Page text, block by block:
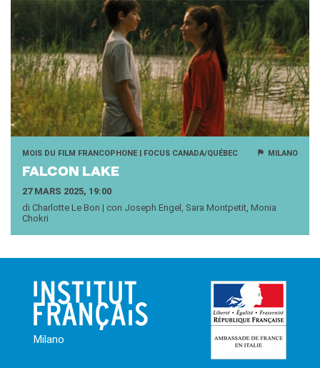
MOIS DU FILM FRANCOPHONE | FOCUS CANADA/QUÉBEC MILANO
FAL­CON LAKE
27 MARS 2025, 19:00
di Charlotte Le Bon | con Joseph Engel, Sara Montpetit, Monia
Chokri
Milano